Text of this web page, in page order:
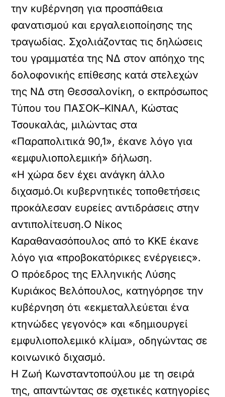
την κυβέρνηση για προσπάθεια
φανατισμού και εργαλειοποίησης της
τραγωδίας. Σχολιάζοντας τις δηλώσεις
του γραμματέα της ΝΔ στον απόηχο της
δολοφονικής επίθεσης κατά στελεχών
της ΝΔ στη Θεσσαλονίκη, ο εκπρόσωπος
Τύπου του ΠΑΣΟΚ–ΚΙΝΑΛ, Κώστας
Τσουκαλάς, μιλώντας στα
«Παραπολιτικά 90,1», έκανε λόγο για
«εμφυλιοπολεμική» δήλωση.
«Η χώρα δεν έχει ανάγκη άλλο
διχασμό.Οι κυβερνητικές τοποθετήσεις
προκάλεσαν ευρείες αντιδράσεις στην
αντιπολίτευση.Ο Νίκος
Καραθανασόπουλος από το ΚΚΕ έκανε
λόγο για «προβοκατόρικες ενέργειες».
Ο πρόεδρος της Ελληνικής Λύσης
Κυριάκος Βελόπουλος, κατηγόρησε την
κυβέρνηση ότι «εκμεταλλεύεται ένα
κτηνώδες γεγονός» και «δημιουργεί
εμφυλιοπολεμικό κλίμα», οδηγώντας σε
κοινωνικό διχασμό.
Η Ζωή Κωνσταντοπούλου με τη σειρά
της, απαντώντας σε σχετικές κατηγορίες